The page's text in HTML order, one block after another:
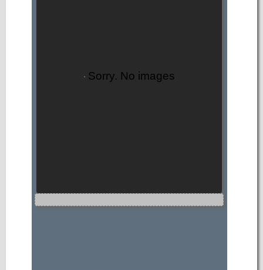
Sorry. No images